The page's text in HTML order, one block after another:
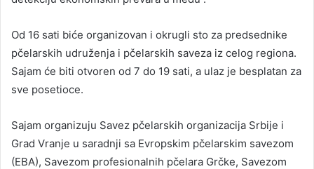
Od 16 sati biće organizovan i okrugli sto za predsednike
pčelarskih udruženja i pčelarskih saveza iz celog regiona.
Sajam će biti otvoren od 7 do 19 sati, a ulaz je besplatan za
sve posetioce.
Sajam organizuju Savez pčelarskih organizacija Srbije i
Grad Vranje u saradnji sa Evropskim pčelarskim savezom
(EBA), Savezom profesionalnih pčelara Grčke, Savezom